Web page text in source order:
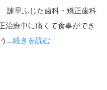
早ふじた歯科・矯正歯科
治療中に痛くて食事ができ
...続きを読む